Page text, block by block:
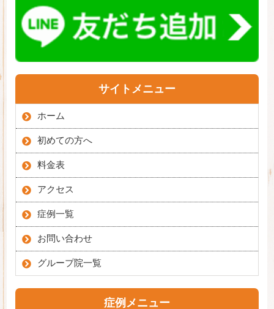
サイトメニュー
ホーム
初めての方へ
料金表
アクセス
症例一覧
お問い合わせ
グループ院一覧
症例メニュー